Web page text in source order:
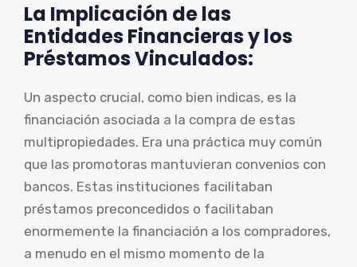
La Implicación de las
Entidades Financieras y los
Préstamos Vinculados:
Un aspecto crucial, como bien indicas, es la
financiación asociada a la compra de estas
multipropiedades. Era una práctica muy común
que las promotoras mantuvieran convenios con
bancos. Estas instituciones facilitaban
préstamos preconcedidos o facilitaban
enormemente la financiación a los compradores,
a menudo en el mismo momento de la